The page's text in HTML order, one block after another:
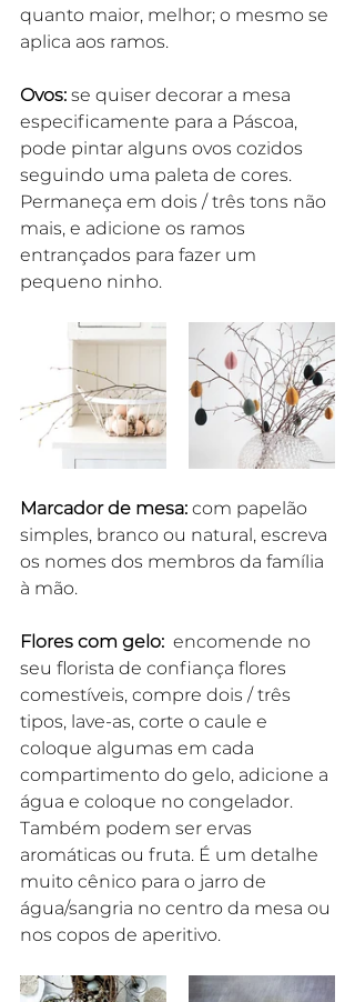
quanto maior, melhor; o mesmo se
aplica aos ramos.
Ovos: se quiser decorar a mesa
especificamente para a Páscoa,
pode pintar alguns ovos cozidos
seguindo uma paleta de cores.
Permaneça em dois / três tons não
mais, e adicione os ramos
entrançados para fazer um
pequeno ninho.
Marcador de mesa: com papelão
simples, branco ou natural, escreva
os nomes dos membros da família
à mão.
Flores com gelo:
  encomende no
seu florista de confiança flores
comestíveis, compre dois / três
tipos, lave-as, corte o caule e
coloque algumas em cada
compartimento do gelo, adicione a
água e coloque no congelador.
Também podem ser ervas
aromáticas ou fruta. É um detalhe
muito cênico para o jarro de
água/sangria no centro da mesa ou
nos copos de aperitivo.